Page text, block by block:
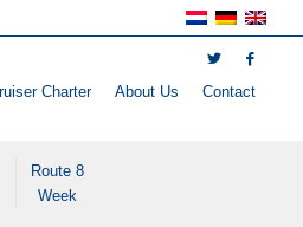
Charter About Us Contact
Route 8
Week